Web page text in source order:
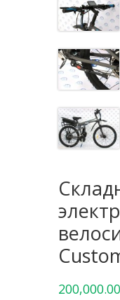
200,000.00